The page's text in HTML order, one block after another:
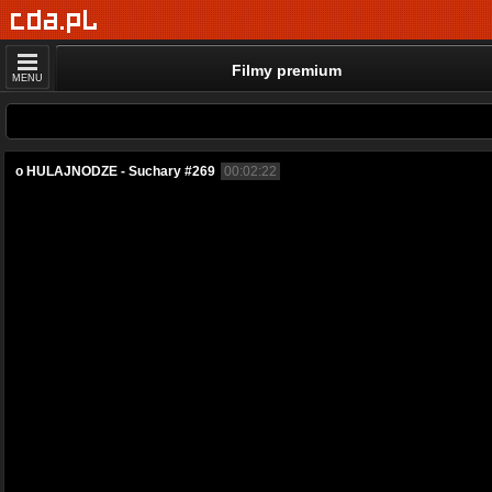
MENU Filmy premium
o HULAJNODZE - Suchary #269 00:02:22